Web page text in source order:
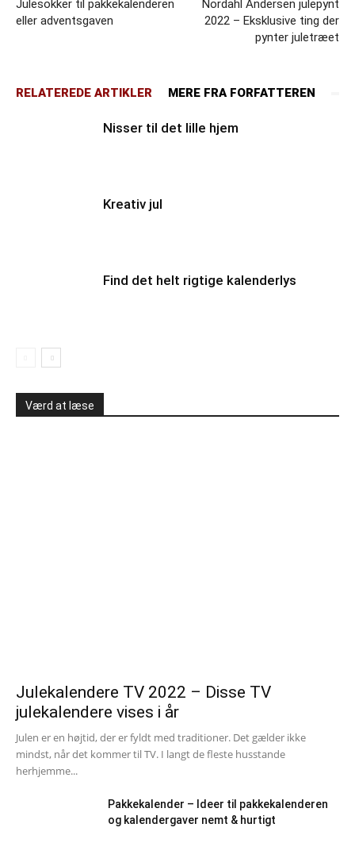
Julesokker til pakkekalenderen
eller adventsgaven
Nordahl Andersen julepynt
2022 – Eksklusive ting der
pynter juletræet
RELATEREDE ARTIKLER MERE FRA FORFATTEREN
Nisser til det lille hjem
Kreativ jul
Find det helt rigtige kalenderlys
Værd at læse
Julekalendere TV 2022 – Disse TV
julekalendere vises i år
Julen er en højtid, der er fyldt med traditioner. Det gælder ikke
mindst, når det kommer til TV. I langt de fleste husstande
herhjemme...
Pakkekalender – Ideer til pakkekalenderen
og kalendergaver nemt & hurtigt